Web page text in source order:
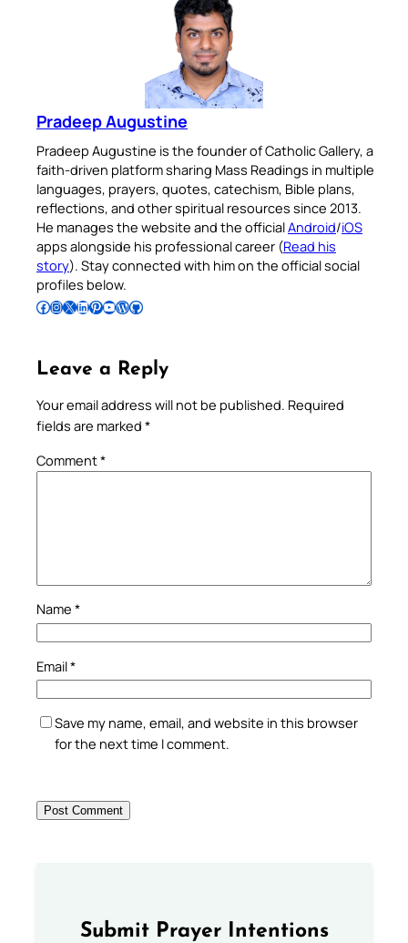
Pradeep Augustine
Pradeep Augustine is the founder of Catholic Gallery, a
faith-driven platform sharing Mass Readings in multiple
languages, prayers, quotes, catechism, Bible plans,
reflections, and other spiritual resources since 2013.
He manages the website and the officialAndroid/iOS
apps alongside his professional career (Read his
story). Stay connected with him on the official social
profiles below.
Follow Pradeep on Facebook Follow Pradeep on InstagramFollow Pradeep on X Follow Pradeep on LinkedIn Follow Pradeep on Pinterest Subscribe to Pradeep’s Youtube Channel Follow Pradeep on WordPress Follow Pradeep on GitHub
Leave a Reply
Your email address will not be published. Required
fields are marked *
Comment*
Name *
Email*
Save my name, email, and website in this browser
for the next time I comment.
Submit Prayer Intentions